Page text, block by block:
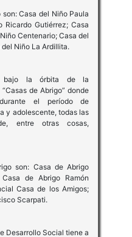
Casa del Niño Paula
Ricardo Gutiérrez; Casa
Centenario; Casa del
Niño La Ardillita.
bajo la órbita de la
de Abrigo” donde
el período de
y adolescente, todas las
entre otras cosas,
son: Casa de Abrigo
de Abrigo Ramón
Casa de los Amigos;
Scarpati.
Desarrollo Social tiene a